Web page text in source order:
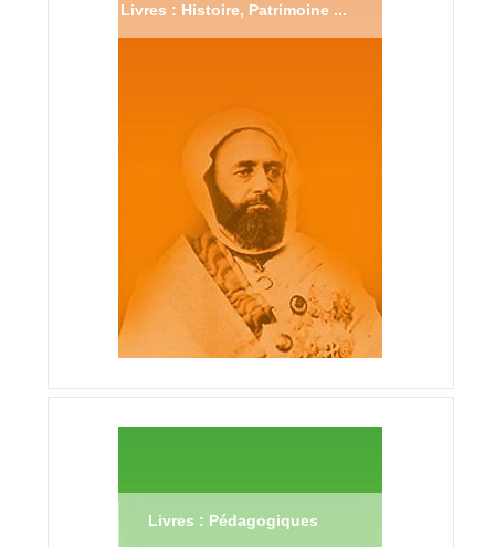
Livres : Histoire, Patrimoine ...
Livres : Pédagogiques